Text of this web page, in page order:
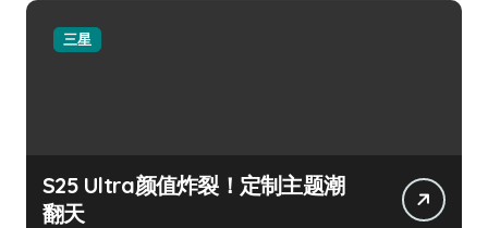
三星
S25 Ultra颜值炸裂！定制主题潮
翻天